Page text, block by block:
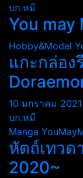
บก.หมี
You may
Hobby&Model
แกะกล่อง
10 มกราคม 2021
บก.หมี
Manga
หัตถ์เทวด
2020~